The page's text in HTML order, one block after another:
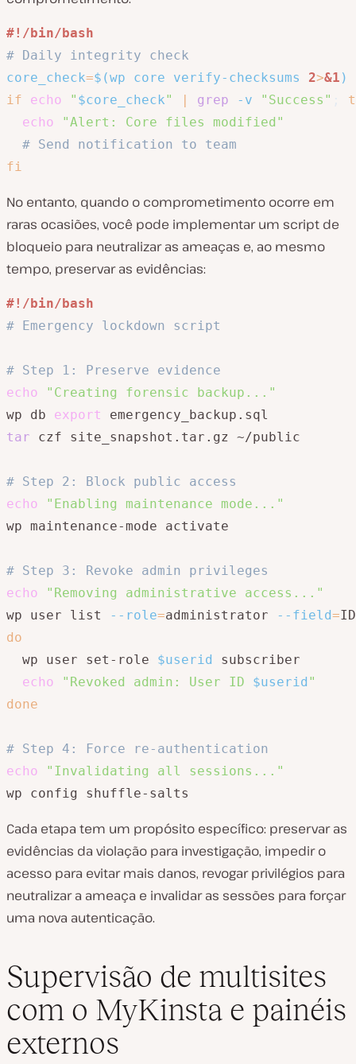
#!/bin/bash
# Daily integrity check
core_check=$(wp core verify-checksums 2>&1 )
if
echo " $core_check" | grep -v "Success"
echo
"Alert: Core files modified"
# Send notification to team
fi
No entanto, quando o comprometimento ocorre em
raras ocasiões, você pode implementar um script de
bloqueio para neutralizar as ameaças e, ao mesmo
tempo, preservar as evidências:
#!/bin/bash
# Emergency lockdown script
# Step 1: Preserve evidence
echo
"Creating forensic backup..."
wp db export
tar czf site_snapshot.tar.gz ~/public
# Step 2: Block public access
echo
"Enabling maintenance mode..."
wp maintenance-mode activate
# Step 3: Revoke admin privileges
echo
"Removing administrative access..."
wp user list
--role=administrator --field=
do
  wp user set-role
$userid
subscriber
echo
"Revoked admin: User ID $userid "
done
# Step 4: Force re-authentication
echo
"Invalidating all sessions..."
Cada etapa tem um propósito específico: preservar as
evidências da violação para investigação, impedir o
acesso para evitar mais danos, revogar privilégios para
neutralizar a ameaça e invalidar as sessões para forçar
uma nova autenticação.
Supervisão de multisites
com o MyKinsta e painéis
externos